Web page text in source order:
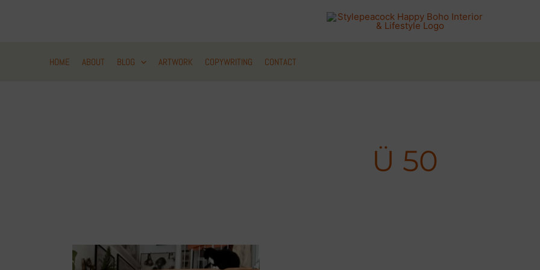
HOME ABOUT BLOG ARTWORK COPYWRITING CONTACT
Ü 50